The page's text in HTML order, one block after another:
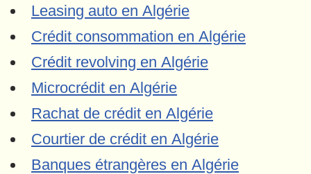
Leasing auto en Algérie
Crédit consommation en Algérie
Crédit revolving en Algérie
Microcrédit en Algérie
Rachat de crédit en Algérie
Courtier de crédit en Algérie
Banques étrangères en Algérie